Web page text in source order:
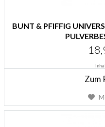
BUNT & PFIFFIG
Zum